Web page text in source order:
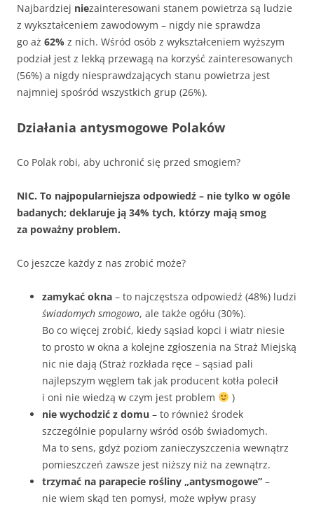
Najbardziej niezainteresowani stanem powietrza są ludzie
z wykształceniem zawodowym – nigdy nie sprawdza
go aż 62% z nich. Wśród osób z wykształceniem wyższym
podział jest z lekką przewagą na korzyść zainteresowanych
(56%) a nigdy niesprawdzających stanu powietrza jest
najmniej spośród wszystkich grup (26%).
Działania antysmogowe Polaków
Co Polak robi, aby uchronić się przed smogiem?
NIC. To najpopularniejsza odpowiedź – nie tylko w ogóle
badanych; deklaruje ją 34% tych, którzy mają smog
za poważny problem.
Co jeszcze każdy z nas zrobić może?
zamykać okna – to najczęstsza odpowiedź (48%) ludzi
świadomych smogowo, ale także ogółu (30%).
Bo co więcej zrobić, kiedy sąsiad kopci i wiatr niesie
to prosto w okna a kolejne zgłoszenia na Straż Miejską
nic nie dają (Straż rozkłada ręce – sąsiad pali
najlepszym węglem tak jak producent kotła polecił
i oni nie wiedzą w czym jest problem
)
nie wychodzić z domu – to również środek
szczególnie popularny wśród osób świadomych.
Ma to sens, gdyż poziom zanieczyszczenia wewnątrz
pomieszczeń zawsze jest niższy niż na zewnątrz.
trzymać na parapecie rośliny „antysmogowe” –
nie wiem skąd ten pomysł, może wpływ prasy